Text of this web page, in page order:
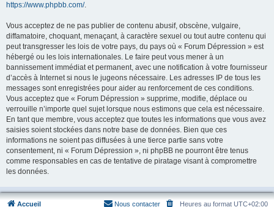
https://www.phpbb.com/.
Vous acceptez de ne pas publier de contenu abusif, obscène, vulgaire,
diffamatoire, choquant, menaçant, à caractère sexuel ou tout autre contenu qui
peut transgresser les lois de votre pays, du pays où « Forum Dépression » est
hébergé ou les lois internationales. Le faire peut vous mener à un
bannissement immédiat et permanent, avec une notification à votre fournisseur
d’accès à Internet si nous le jugeons nécessaire. Les adresses IP de tous les
messages sont enregistrées pour aider au renforcement de ces conditions.
Vous acceptez que « Forum Dépression » supprime, modifie, déplace ou
verrouille n’importe quel sujet lorsque nous estimons que cela est nécessaire.
En tant que membre, vous acceptez que toutes les informations que vous avez
saisies soient stockées dans notre base de données. Bien que ces
informations ne soient pas diffusées à une tierce partie sans votre
consentement, ni « Forum Dépression », ni phpBB ne pourront être tenus
comme responsables en cas de tentative de piratage visant à compromettre
les données.
Accueil Heures au format UTC+02:00
Nous contacter